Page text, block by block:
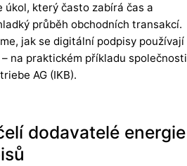
úkol, který často zabírá čas a
průběh obchodních transakcí.
jak se digitální podpisy používají
na praktickém příkladu společnosti
AG (IKB).
dodavatelé energie